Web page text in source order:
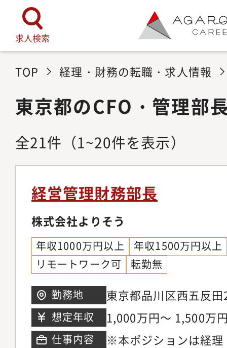
求人検索
TOP 経理・財務の転職・求人情報
東京都のCFO・管理部
全21件 （1~20件を表示）
経営管理財務部長
株式会社よりそう
年収1000万円以上
年収1500万円以上
リモートワーク可
転勤無
勤務地
東京都品川区西五反
階
想定年収 1,000万円～ 1,500万
仕事内容
※本ポジションは経